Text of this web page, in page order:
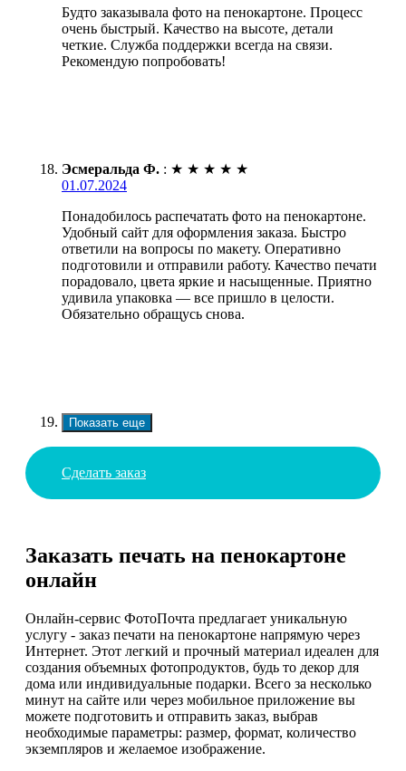
Будто заказывала фото на пенокартоне. Процесс
очень быстрый. Качество на высоте, детали
четкие. Служба поддержки всегда на связи.
Рекомендую попробовать!
Эсмеральда Ф. : ★ ★ ★ ★ ★
01.07.2024
Понадобилось распечатать фото на пенокартоне.
Удобный сайт для оформления заказа. Быстро
ответили на вопросы по макету. Оперативно
подготовили и отправили работу. Качество печати
порадовало, цвета яркие и насыщенные. Приятно
удивила упаковка — все пришло в целости.
Обязательно обращусь снова.
Показать еще
Сделать заказ
Заказать печать на пенокартоне
онлайн
Онлайн-сервис ФотоПочта предлагает уникальную
услугу - заказ печати на пенокартоне напрямую через
Интернет. Этот легкий и прочный материал идеален для
создания объемных фотопродуктов, будь то декор для
дома или индивидуальные подарки. Всего за несколько
минут на сайте или через мобильное приложение вы
можете подготовить и отправить заказ, выбрав
необходимые параметры: размер, формат, количество
экземпляров и желаемое изображение.